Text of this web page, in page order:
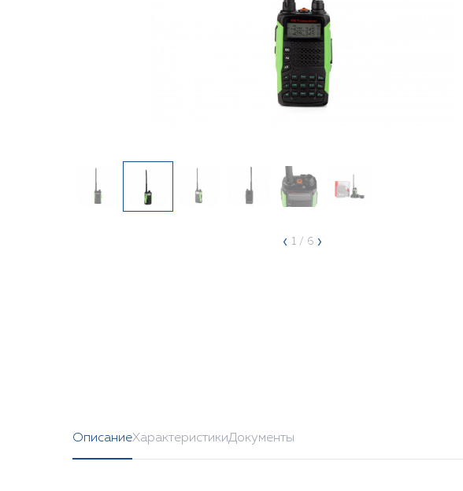
‹ 1 / 6 ›
ОписаниеХарактеристикиДокументы